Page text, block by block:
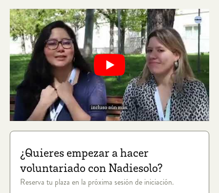
¿Quieres empezar a hacer
voluntariado con Nadiesolo?
Reserva tu plaza en la próxima sesión de iniciación.